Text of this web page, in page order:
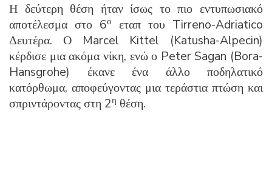
Η δεύτερη θέση ήταν ίσως το πιο εντυπωσιακό
αποτέλεσμα στο 6ο
εταπ του Tirreno-Adriatico
Δευτέρα. Ο Marcel Kittel (Katusha-Alpecin)
κέρδισε μια ακόμα νίκη, ενώ ο Peter Sagan (Bora-
Hansgrohe) έκανε ένα άλλο ποδηλατικό
κατόρθωμα, αποφεύγοντας μια τεράστια πτώση και
σπριντάροντας στη 2η θέση.